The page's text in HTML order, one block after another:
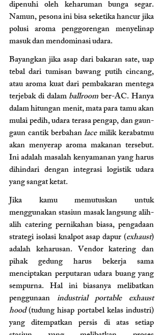
dipenuhi oleh keharuman bunga segar.
Namun, pesona ini bisa seketika hancur jika
polusi aroma penggorengan menyelinap
masuk dan mendominasi udara.
Bayangkan jika asap dari bakaran sate, uap
tebal dari tumisan bawang putih cincang,
atau aroma kuat dari pembakaran mentega
terjebak di dalam ballroom ber-AC. Hanya
dalam hitungan menit, mata para tamu akan
mulai pedih, udara terasa pengap, dan gaun-
gaun cantik berbahan lace milik kerabatmu
akan menyerap aroma makanan tersebut.
Ini adalah masalah kenyamanan yang harus
dihindari dengan integrasi logistik udara
yang sangat ketat.
Jika kamu memutuskan untuk
menggunakan stasiun masak langsung alih-
alih catering pernikahan biasa, pengadaan
strategi isolasi knalpot asap dapur (exhaust)
adalah keharusan. Vendor katering dan
pihak gedung harus bekerja sama
menciptakan perputaran udara buang yang
sempurna. Hal ini biasanya melibatkan
penggunaan industrial portable exhaust
hood (tudung hisap portabel kelas industri)
yang ditempatkan persis di atas setiap